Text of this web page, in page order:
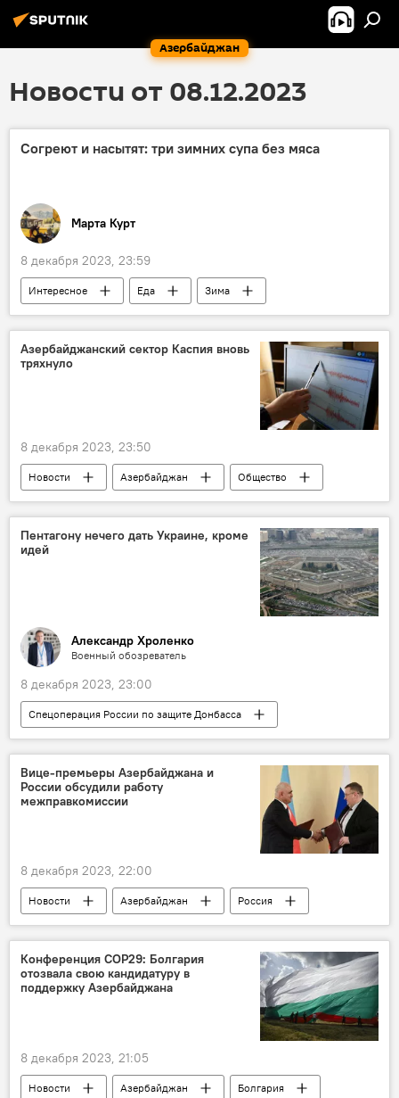
Азербайджан
Новости от 08.12.2023
Согреют и насытят: три зимних супа без мяса
Марта Курт
8 декабря 2023, 23:59
Интересное Еда
Зима
Рецепты
суп овощи
Азербайджанский сектор Каспия вновь
тряхнуло
8 декабря 2023, 23:50
Новости Азербайджан
Общество
Землетрясение
Каспийское море
Астара
Пентагону нечего дать Украине, кроме
идей
Александр Хроленко
Военный обозреватель
8 декабря 2023, 23:00
Спецоперация России по защите Донбасса
Россия
Украина
США
Пентагон
СВО
Вооружение
Финансы
Ракеты
Вице-премьеры Азербайджана и
России обсудили работу
межправкомиссии
8 декабря 2023, 22:00
Новости Азербайджан
Россия
Экономика
Межправительственная комиссия
Шахин Мустафаев
Алексей Оверчук
Конференция СОР29: Болгария
отозвала свою кандидатуру в
поддержку Азербайджана
8 декабря 2023, 21:05
Новости Азербайджан
Болгария